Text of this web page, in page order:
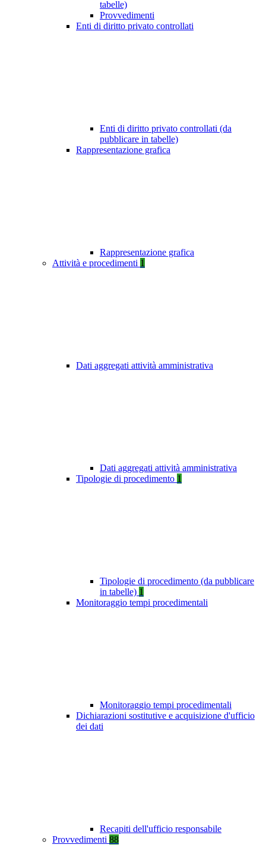
tabelle)
Provvedimenti
Enti di diritto privato controllati
Enti di diritto privato controllati (da
pubblicare in tabelle)
Rappresentazione grafica
Rappresentazione grafica
Attività e procedimenti 1
Dati aggregati attività amministrativa
Dati aggregati attività amministrativa
Tipologie di procedimento 1
Tipologie di procedimento (da pubblicare
in tabelle) 1
Monitoraggio tempi procedimentali
Monitoraggio tempi procedimentali
Dichiarazioni sostitutive e acquisizione d'ufficio
dei dati
Recapiti dell'ufficio responsabile
Provvedimenti 88